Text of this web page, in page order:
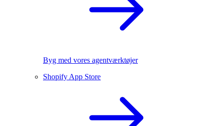
Byg med vores agentværktøjer
Shopify App Store